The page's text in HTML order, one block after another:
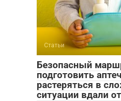
Статьи
Безопасный
подготовить
растеряться в
ситуации вдали